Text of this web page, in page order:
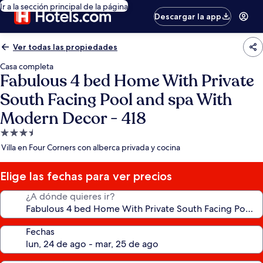
Ir a la sección principal de la página
Descargar la app
Ver todas las propiedades
Casa completa
Fabulous 4 bed Home With Private
South Facing Pool and spa With
Modern Decor - 418
Propiedad
de
estrellas
Villa en Four Corners con alberca privada y cocina
Elige las fechas para ver precios
¿A dónde quieres ir?
Fechas